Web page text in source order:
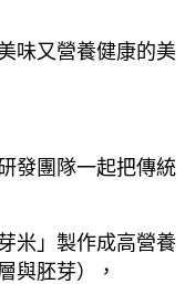
味又營養健康的美
發團隊一起把傳統
米」製作成高營養
與胚芽），